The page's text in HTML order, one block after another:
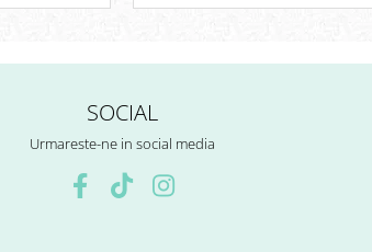
SOCIAL
Urmareste-ne in social media